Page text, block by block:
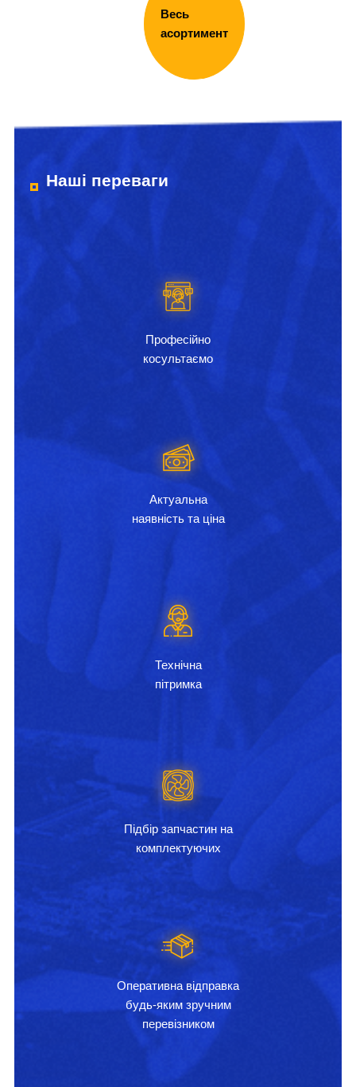
Весь
асортимент
Наші переваги
Професійно
косультаємо
Актуальна
наявність та ціна
Технічна
пітримка
Підбір запчастин на
комплектуючих
Оперативна відправка
будь-яким зручним
перевізником